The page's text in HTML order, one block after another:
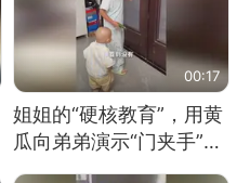
00:17
姐姐的“硬核教育”，用黄
瓜向弟弟演示“门夹手”，
网友：果然言传不如身